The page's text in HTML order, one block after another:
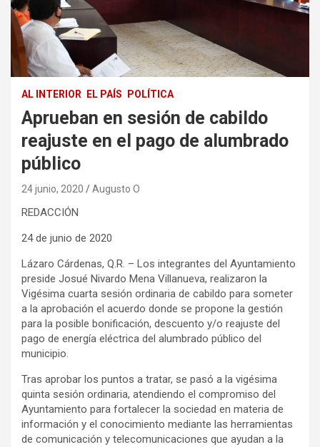
AL INTERIOR EL PAÍS POLÍTICA
Aprueban en sesión de cabildo
reajuste en el pago de alumbrado
público
24 junio, 2020 Augusto O
REDACCIÓN
24 de junio de 2020
Lázaro Cárdenas, Q.R. – Los integrantes del Ayuntamiento
preside Josué Nivardo Mena Villanueva, realizaron la
Vigésima cuarta sesión ordinaria de cabildo para someter
a la aprobación el acuerdo donde se propone la gestión
para la posible bonificación, descuento y/o reajuste del
pago de energía eléctrica del alumbrado público del
municipio.
Tras aprobar los puntos a tratar, se pasó a la vigésima
quinta sesión ordinaria, atendiendo el compromiso del
Ayuntamiento para fortalecer la sociedad en materia de
información y el conocimiento mediante las herramientas
de comunicación y telecomunicaciones que ayudan a la